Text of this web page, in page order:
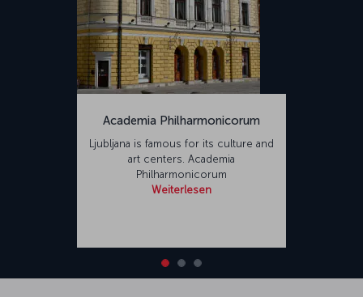
Academia Philharmonicorum
Ljubljana is famous for its culture and
art centers. Academia
Philharmonicorum
Weiterlesen